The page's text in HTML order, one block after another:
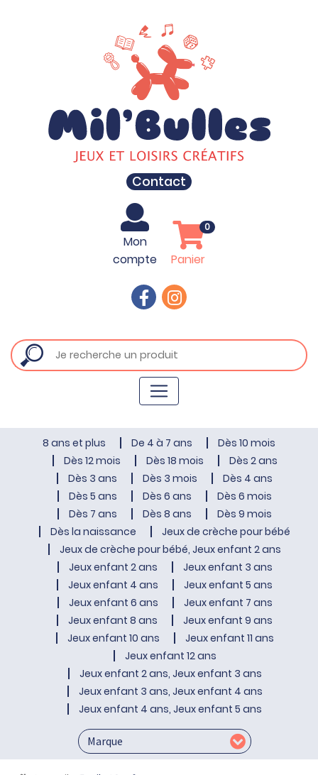
Contact
Mon
compte
Panier
0
8 ans et plus De 4 à 7 ans
Dès 10 mois
Dès 12 mois
Dès 18 mois
Dès 2 ans
Dès 3 ans
Dès 3 mois
Dès 4 ans
Dès 5 ans
Dès 6 ans
Dès 6 mois
Dès 7 ans
Dès 8 ans
Dès 9 mois
Dès la naissance
Jeux de crèche pour bébé
Jeux de crèche pour bébé, Jeux enfant 2 ans
Jeux enfant 2 ans
Jeux enfant 3 ans
Jeux enfant 4 ans
Jeux enfant 5 ans
Jeux enfant 6 ans
Jeux enfant 7 ans
Jeux enfant 8 ans
Jeux enfant 9 ans
Jeux enfant 10 ans
Jeux enfant 11 ans
Jeux enfant 12 ans
Jeux enfant 2 ans, Jeux enfant 3 ans
Jeux enfant 3 ans, Jeux enfant 4 ans
Jeux enfant 4 ans, Jeux enfant 5 ans